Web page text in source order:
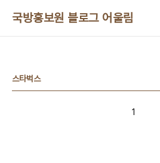
국방홍보원 블로그 어울림
스타벅스
1